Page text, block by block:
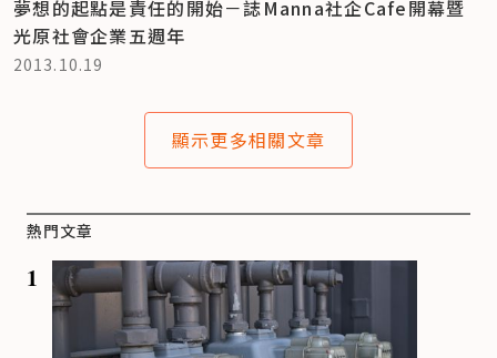
夢想的起點是責任的開始－誌Manna社企Cafe開幕暨
光原社會企業五週年
2013.10.19
顯示更多相關文章
熱門文章
1